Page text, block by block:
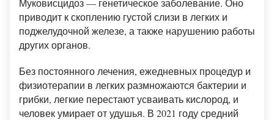
Муковисцидоз — генетическое заболевание. Оно
приводит к скоплению густой слизи в легких и
поджелудочной железе, а также нарушению работы
других органов.
Без постоянного лечения, ежедневных процедур и
физиотерапии в легких размножаются бактерии и
грибки, легкие перестают усваивать кислород, и
человек умирает от удушья. В 2021 году средний